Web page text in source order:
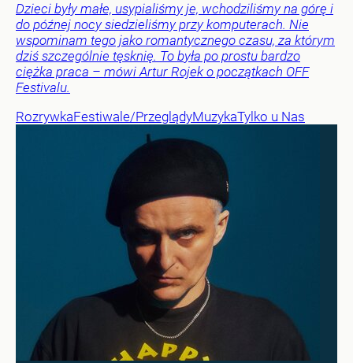
Dzieci były małe, usypialiśmy je, wchodziliśmy na górę i
do późnej nocy siedzieliśmy przy komputerach. Nie
wspominam tego jako romantycznego czasu, za którym
dziś szczególnie tęsknię. To była po prostu bardzo
ciężka praca – mówi Artur Rojek o początkach OFF
Festivalu.
RozrywkaFestiwale/PrzeglądyMuzykaTylko u Nas